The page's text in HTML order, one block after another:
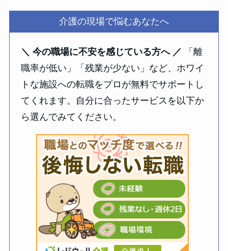
介護の現場で悩むあなたへ
＼ 今の職場に不安を感じている方へ ／
「離
職率が低い」「残業が少ない」など、ホワイ
トな施設への転職をプロが無料でサポートし
てくれます。自分に合ったサービスを以下か
ら選んでみてください。